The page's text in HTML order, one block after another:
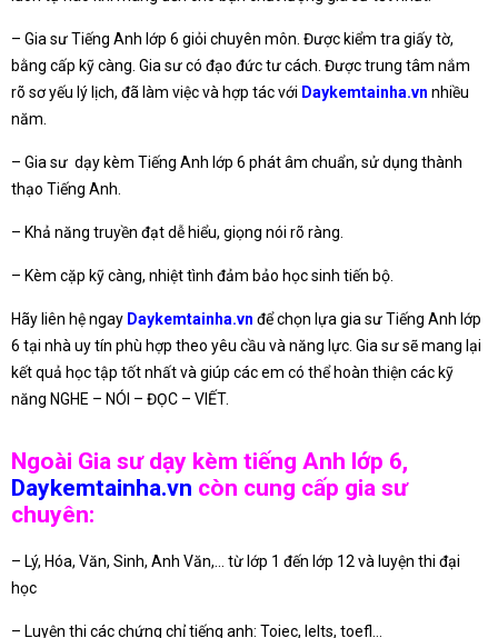
– Gia sư Tiếng Anh lớp 6 giỏi chuyên môn. Được kiểm tra giấy tờ,
bằng cấp kỹ càng. Gia sư có đạo đức tư cách. Được trung tâm nắm
rõ sơ yếu lý lịch, đã làm việc và hợp tác với Daykemtainha.vn nhiều
năm.
– Gia sư dạy kèm Tiếng Anh lớp 6 phát âm chuẩn, sử dụng thành
thạo Tiếng Anh.
– Khả năng truyền đạt dễ hiểu, giọng nói rõ ràng.
– Kèm cặp kỹ càng, nhiệt tình đảm bảo học sinh tiến bộ.
Hãy liên hệ ngay Daykemtainha.vn để chọn lựa gia sư Tiếng Anh lớp
6 tại nhà uy tín phù hợp theo yêu cầu và năng lực. Gia sư sẽ mang lại
kết quả học tập tốt nhất và giúp các em có thể hoàn thiện các kỹ
năng NGHE – NÓI – ĐỌC – VIẾT.
Ngoài Gia sư dạy kèm tiếng Anh lớp 6,
Daykemtainha.vn còn cung cấp gia sư
chuyên:
– Lý, Hóa, Văn, Sinh, Anh Văn,… từ lớp 1 đến lớp 12 và luyện thi đại
học
– Luyện thi các chứng chỉ tiếng anh: Toiec, Ielts, toefl…